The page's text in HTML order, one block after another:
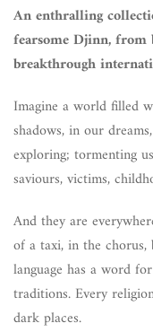
An enthralling
fearsome Djinn, from
breakthrough
Imagine a world filled
shadows, in our
exploring; tormenting
saviours, victims,
And they are
of a taxi, in the chorus,
language has a word
traditions. Every
dark places.